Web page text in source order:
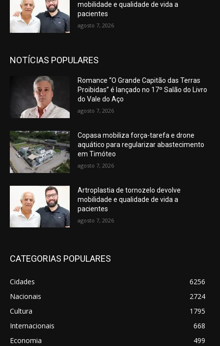
mobilidade e qualidade de vida a
pacientes
agosto 7, 2026
NOTÍCIAS POPULARES
Romance “O Grande Capitão das Terras
Proibidas” é lançado no 17º Salão do Livro
do Vale do Aço
agosto 7, 2026
Copasa mobiliza força-tarefa e drone
aquático para regularizar abastecimento
em Timóteo
agosto 7, 2026
Artroplastia de tornozelo devolve
mobilidade e qualidade de vida a
pacientes
agosto 7, 2026
CATEGORIAS POPULARES
Cidades
6256
Nacionais
2724
Cultura
1795
Internacionais
668
Economia
499